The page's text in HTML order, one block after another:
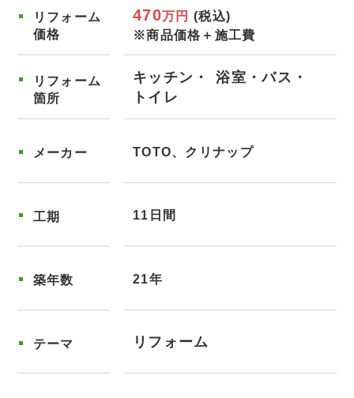
リフォーム
価格
470万円 (税込)
※商品価格＋施工費
リフォーム
箇所
キッチン
浴室・バス
トイレ
メーカー TOTO、クリナップ
工期 11日間
築年数 21年
テーマ リフォーム